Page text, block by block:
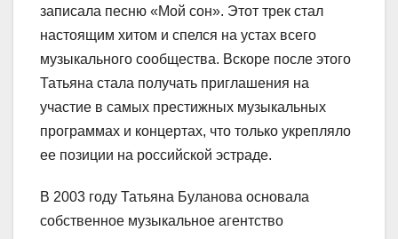
записала песню «Мой сон». Этот трек стал
настоящим хитом и спелся на устах всего
музыкального сообщества. Вскоре после этого
Татьяна стала получать приглашения на
участие в самых престижных музыкальных
программах и концертах, что только укрепляло
ее позиции на российской эстраде.
В 2003 году Татьяна Буланова основала
собственное музыкальное агентство